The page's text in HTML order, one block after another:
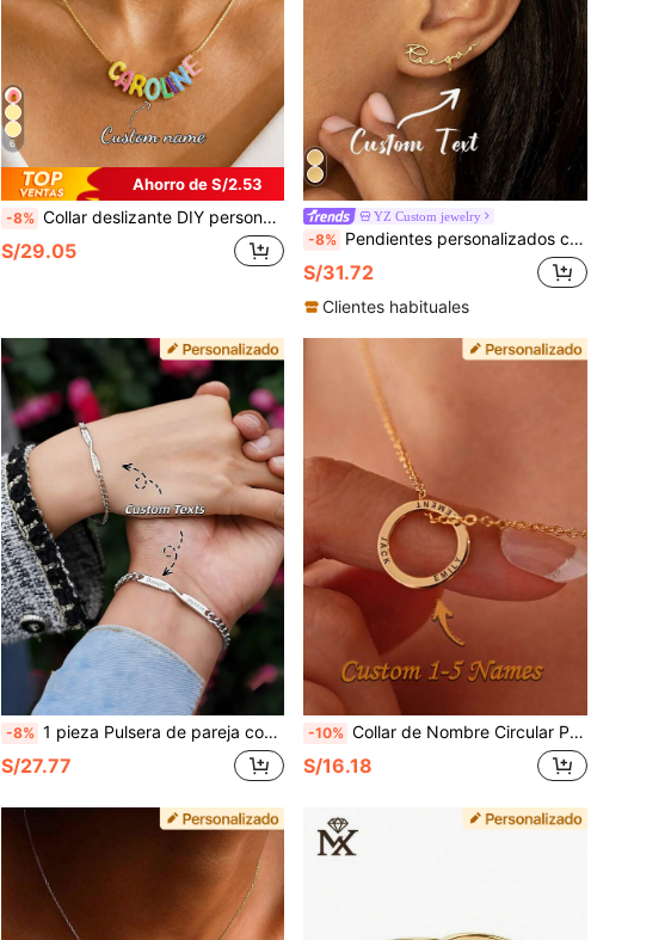
6
Ahorro de S/2.53
-8% Collar deslizante DIY personalizado con letras de burbuja de esmalte 3D lindas, colgante de letra de gota de aceite personalizada A-Z en mayúsculas, joyería para cumpleaños, boda, compromiso, amor eterno, inicial de globo, estética Y2K, regalo de graduación
S/29.05
YZ Custom jewelry
-8% Pendientes personalizados con nombre minimalista, joyería de acero inoxidable perforada para mujeres, regalos escolares, regalos para maestros, regalos para compañeros de trabajo, unisex, adolescentes, escuela secundaria, preparatoria, universidad, sirena de oficina, clase de 2026, regalo de graduación
S/31.72
Clientes habituales
-8% 1 pieza Pulsera de pareja con letra personalizada | Pulsera de eslabón cubano con corazón de pareja simple personalizada | Conjunto de pulseras de metal personalizables | Pulsera de aniversario para parejas | Conjunto de pulseras de pareja con encanto simple | Brazalete elegante minimalista | Regalo de joyería personalizada para parejas | Regalo conmemorativo de foto de Año Nuevo personalizado | Joyería personalizada hecha a mano | Regalo personalizado de San Valentín | Regalo personalizado y personalizado
S/27.77
-10% Collar de Nombre Circular Personalizado, Collar de Múltiples Nombres Grabado Personalizado, Regalo de Joyería Hecho a Mano para Mujeres, Collar de 925
S/16.18